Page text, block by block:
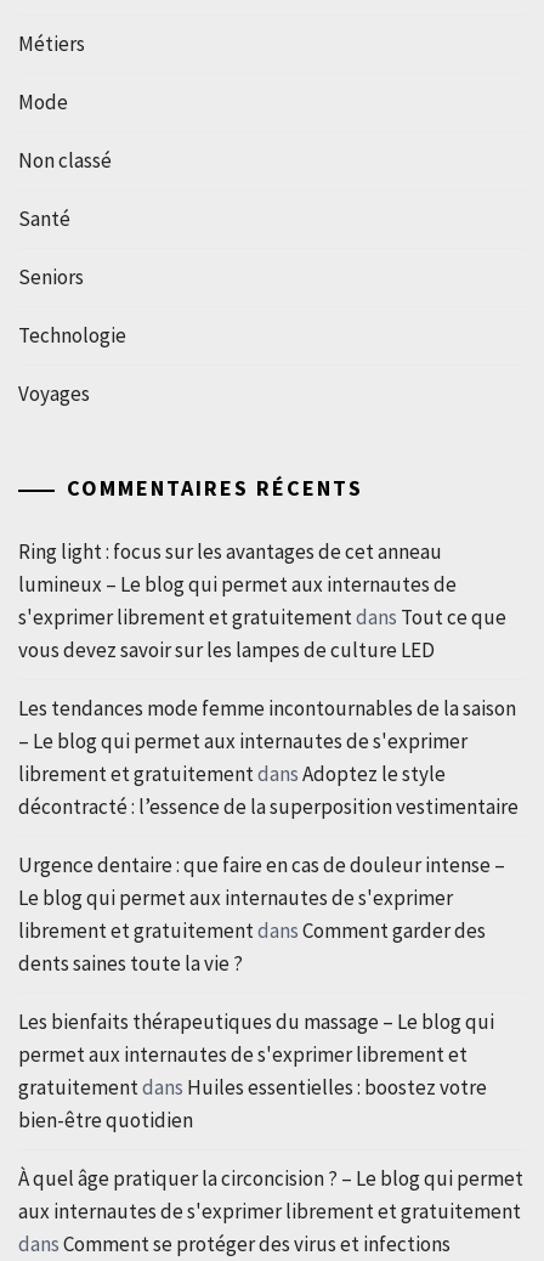
Métiers
Mode
Non classé
Santé
Seniors
Technologie
Voyages
COMMENTAIRES RÉCENTS
Ring light : focus sur les avantages de cet anneau
lumineux – Le blog qui permet aux internautes de
s'exprimer librement et gratuitementdans Tout ce que
vous devez savoir sur les lampes de culture LED
Les tendances mode femme incontournables de la saison
– Le blog qui permet aux internautes de s'exprimer
librement et gratuitementdansAdoptez le style
décontracté : l’essence de la superposition vestimentaire
Urgence dentaire : que faire en cas de douleur intense –
Le blog qui permet aux internautes de s'exprimer
librement et gratuitementdansComment garder des
dents saines toute la vie ?
Les bienfaits thérapeutiques du massage – Le blog qui
permet aux internautes de s'exprimer librement et
gratuitementdans Huiles essentielles : boostez votre
bien-être quotidien
À quel âge pratiquer la circoncision ? – Le blog qui permet
aux internautes de s'exprimer librement et gratuitement
dansComment se protéger des virus et infections